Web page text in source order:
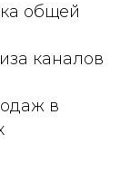
общей
каналов
в